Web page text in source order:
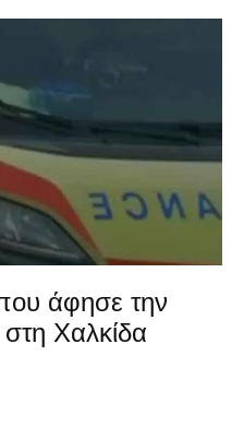
άφησε την
Χαλκίδα